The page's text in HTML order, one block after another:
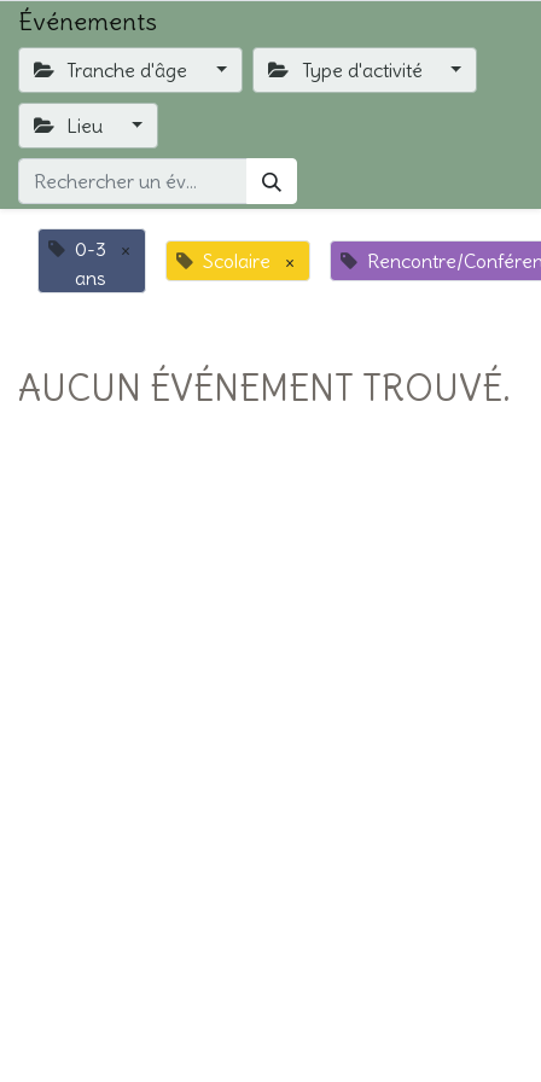
Événements
Tranche d'âge Type d'activité
Lieu
0-3
ans
× Scolaire × Rencontre/
AUCUN ÉVÉNEMENT TROUVÉ.